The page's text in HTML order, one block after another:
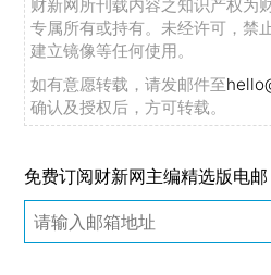
财新网所刊载内容之知识产权为
专属所有或持有。未经许可，禁
建立镜像等任何使用。
如有意愿转载，请发邮件至
确认及授权后，方可转载。
免费订阅财新网主编精选版电邮